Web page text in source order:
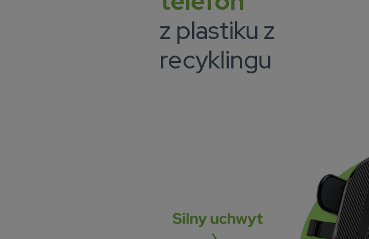
z plastiku z
recyklingu